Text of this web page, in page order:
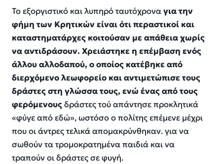
Το εξοργιστικό και λυπηρό ταυτόχροναγια την
φήμη των Κρητικών είναι ότι περαστικοί και
καταστηματάρχες κοιτούσαν με απάθεια χωρίς
να αντιδράσουν. Χρειάστηκε η επέμβαση ενός
άλλου αλλοδαπού, ο οποίος κατέβηκε από
διερχόμενο λεωφορείο και αντιμετώπισε τους
δράστες στη γλώσσα τους, ενώ ένας από τους
φερόμενουςδράστες τού απάντησε προκλητικά
«φύγε από εδώ», ωστόσο ο πολίτης επέμενε μέχρι
που οι άντρες τελικά απομακρύνθηκαν. για να
σωθούν τα τρομοκρατημένα παιδιά και να
τραπούν οι δράστες σε φυγή.